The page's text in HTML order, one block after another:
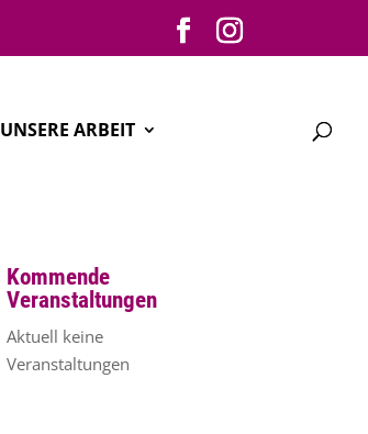
UNSERE ARBEIT
Kommende
Veranstaltungen
Aktuell keine
Veranstaltungen